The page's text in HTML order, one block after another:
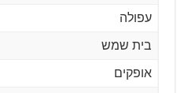
עפולה
בית שמש
אופקים